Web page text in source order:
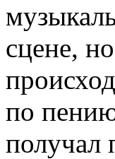
сцене,
по
получал